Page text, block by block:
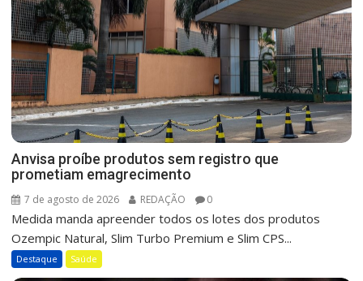
Anvisa proíbe produtos sem registro que
prometiam emagrecimento
7 de agosto de 2026 REDAÇÃO 0
Medida manda apreender todos os lotes dos produtos
Ozempic Natural, Slim Turbo Premium e Slim CPS...
Destaque Saúde